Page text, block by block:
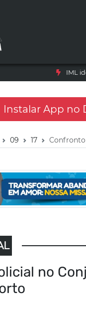
IML
Instalar App no
09 17
no